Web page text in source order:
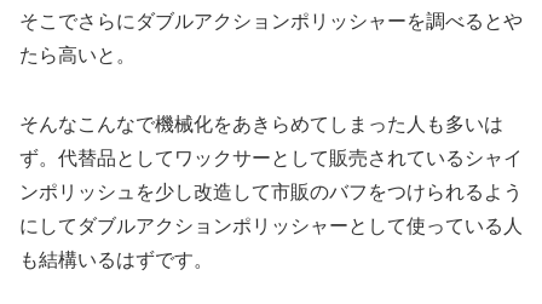
そこでさらにダブルアクションポリッシャーを調べるとや
たら高いと。
そんなこんなで機械化をあきらめてしまった人も多いは
ず。代替品としてワックサーとして販売されているシャイ
ンポリッシュを少し改造して市販のバフをつけられるよう
にしてダブルアクションポリッシャーとして使っている人
も結構いるはずです。